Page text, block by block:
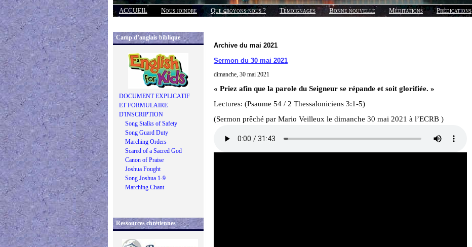
ACCUEIL Nous joindre Que croyons-nous ? Témoignages Bonne nouvelle Méditations Prédications
Réponses
Camp d’anglais biblique
DOCUMENT EXPLICATIF
ET FORMULAIRE
D'INSCRIPTION
Song Stalks of Safety
Song Guard Duty
Marching Orders
Scared of a Sacred God
Canon of Praise
Joshua Fought
Song Joshua 1-9
Marching Chant
Ressources chrétiennes
Archive du mai 2021
Sermon du 30 mai 2021
dimanche, 30 mai 2021
« Priez afin que la parole du Seigneur se répande et soit glorifiée. »
Lectures: (Psaume 54 / 2 Thessaloniciens 3:1-5)
(Sermon prêché par Mario Veilleux le dimanche 30 mai 2021 à l’ECRB )